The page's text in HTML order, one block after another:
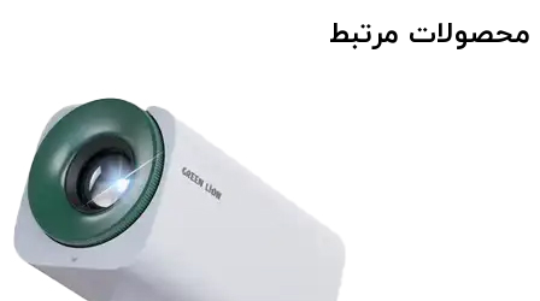
محصولات مرتبط